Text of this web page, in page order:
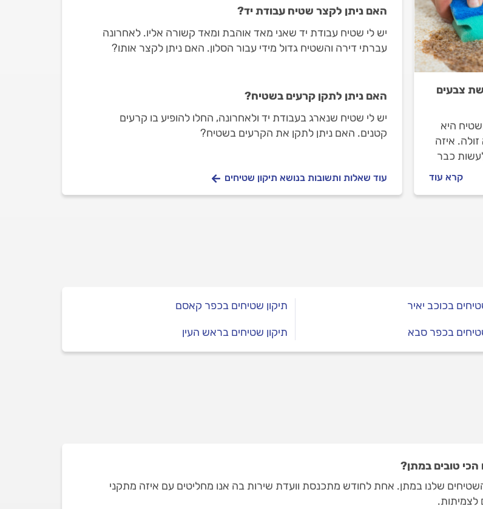
צבעים
היא
איזה
כבר
ומתי
שטיח חדש
קרא עוד
האם ניתן לקצר שטיח עבודת יד?
יש לי שטיח עבודת יד שאני מאד אוהבת ומאד קשורה אליו. לאחרונה
עברתי דירה והשטיח גדול מידי עבור הסלון. האם ניתן לקצר אותו?
האם ניתן לתקן קרעים בשטיח?
יש לי שטיח שנארג בעבודת יד ולאחרונה, החלו להופיע בו קרעים
קטנים. האם ניתן לתקן את הקרעים בשטיח?
עוד שאלות ותשובות בנושא תיקון שטיחים
בכוכב יאיר
בכפר סבא
תיקון שטיחים בכפר קאסם
תיקון שטיחים בראש העין
טובים במתן?
שלנו במתן. אחת לחודש מתכנסת וועדת שירות בה אנו מחליטים עם איזה מתקני
לצמיתות.